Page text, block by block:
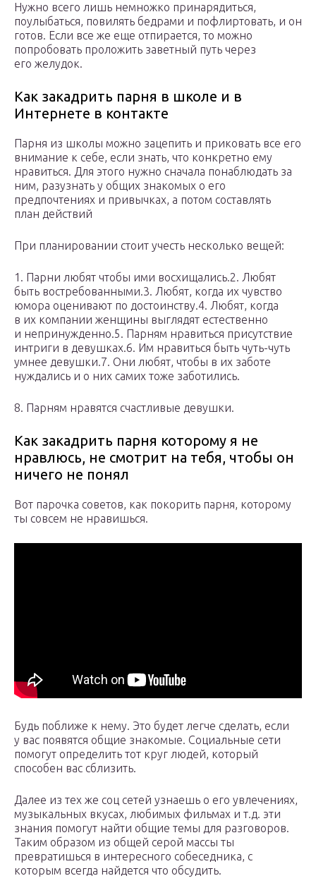
Нужно всего лишь немножко принарядиться,
поулыбаться, повилять бедрами и пофлиртовать, и он
готов. Если все же еще отпирается, то можно
попробовать проложить заветный путь через
его желудок.
Как закадрить парня в школе и в
Интернете в контакте
Парня из школы можно зацепить и приковать все его
внимание к себе, если знать, что конкретно ему
нравиться. Для этого нужно сначала понаблюдать за
ним, разузнать у общих знакомых о его
предпочтениях и привычках, а потом составлять
план действий
При планировании стоит учесть несколько вещей:
1. Парни любят чтобы ими восхищались.2. Любят
быть востребованными.3. Любят, когда их чувство
юмора оценивают по достоинству.4. Любят, когда
в их компании женщины выглядят естественно
и непринужденно.5. Парням нравиться присутствие
интриги в девушках.6. Им нравиться быть чуть-чуть
умнее девушки.7. Они любят, чтобы в их заботе
нуждались и о них самих тоже заботились.
8. Парням нравятся счастливые девушки.
Как закадрить парня которому я не
нравлюсь, не смотрит на тебя, чтобы он
ничего не понял
Вот парочка советов, как покорить парня, которому
ты совсем не нравишься.
Будь поближе к нему. Это будет легче сделать, если
у вас появятся общие знакомые. Социальные сети
помогут определить тот круг людей, который
способен вас сблизить.
Далее из тех же соц сетей узнаешь о его увлечениях,
музыкальных вкусах, любимых фильмах и т.д. эти
знания помогут найти общие темы для разговоров.
Таким образом из общей серой массы ты
превратишься в интересного собеседника, с
которым всегда найдется что обсудить.